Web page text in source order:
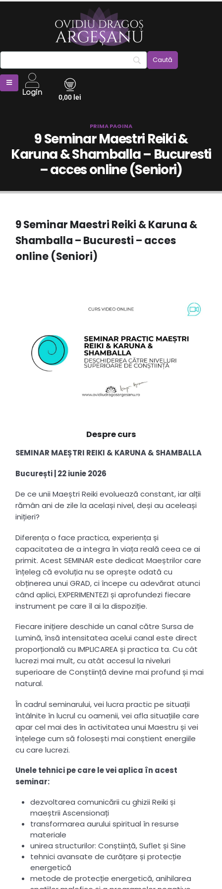
Login 0,00 lei
PRIMA PAGINA
9 Seminar Maestri Reiki &
Karuna & Shamballa – Bucuresti
– acces online (Seniori)
9 Seminar Maestri Reiki & Karuna &
Shamballa – Bucuresti – acces
online (Seniori)
Despre curs
SEMINAR MAEȘTRI REIKI & KARUNA & SHAMBALLA
București | 22 iunie 2026
De ce unii Maeștri Reiki evoluează constant, iar alții
rămân ani de zile la același nivel, deși au aceleași
inițieri?
Diferența o face practica, experiența și
capacitatea de a integra în viața reală ceea ce ai
primit. Acest SEMINAR este dedicat Maeștrilor care
înțeleg că evoluția nu se oprește odată cu
obținerea unui GRAD, ci începe cu adevărat atunci
când aplici, EXPERIMENTEZI și aprofundezi fiecare
instrument pe care îl ai la dispoziție.
Fiecare inițiere deschide un canal către Sursa de
Lumină, însă intensitatea acelui canal este direct
proporțională cu IMPLICAREA și practica ta. Cu cât
lucrezi mai mult, cu atât accesul la niveluri
superioare de Conștiință devine mai profund și mai
natural.
În cadrul seminarului, vei lucra practic pe situații
întâlnite în lucrul cu oamenii, vei afla situațiile care
apar cel mai des în activitatea unui Maestru și vei
înțelege cum să folosești mai conștient energiile
cu care lucrezi.
Unele tehnici pe care le vei aplica în acest
seminar:
dezvoltarea comunicării cu ghizii Reiki și
maeștrii Ascensionați
transformarea aurului spiritual în resurse
materiale
unirea structurilor: Conștiință, Suflet și Sine
tehnici avansate de curățare și protecție
energetică
metode de protecție energetică, anihilarea